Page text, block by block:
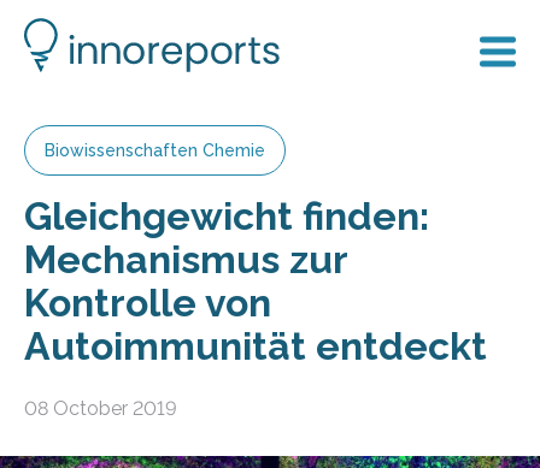
Biowissenschaften Chemie
Gleichgewicht finden:
Mechanismus zur
Kontrolle von
Autoimmunität entdeckt
08 October 2019